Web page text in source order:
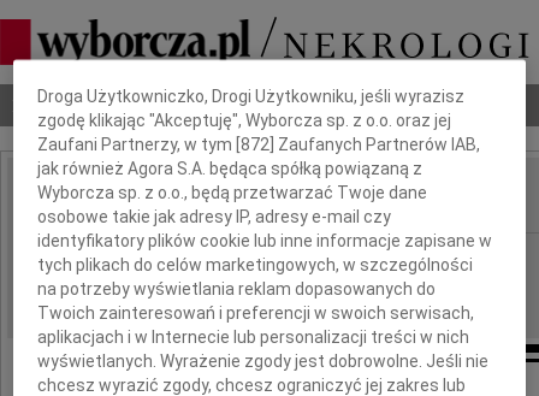
Nekrologi Odeszli Poradnik pogrzebowy
IMIĘ I NAZWISKO:
REGION: Szczecin
DATA EMISJI: 02.02.2010
Dbamy o Twoją prywatność
Droga Użytkowniczko, Drogi Użytkowniku, jeśli wyrazisz
zgodę klikając "Akceptuję", Wyborcza sp. z o.o. oraz jej
Zaufani Partnerzy, w tym [872] Zaufanych Partnerów IAB,
jak również Agora S.A. będąca spółką powiązaną z
Wyborcza sp. z o.o., będą przetwarzać Twoje dane
osobowe takie jak adresy IP, adresy e-mail czy
identyfikatory plików cookie lub inne informacje zapisane w
tych plikach do celów marketingowych, w szczególności
na potrzeby wyświetlania reklam dopasowanych do
Twoich zainteresowań i preferencji w swoich serwisach,
aplikacjach i w Internecie lub personalizacji treści w nich
wyświetlanych. Wyrażenie zgody jest dobrowolne. Jeśli nie
chcesz wyrazić zgody, chcesz ograniczyć jej zakres lub